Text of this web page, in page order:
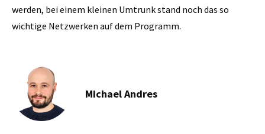
werden, bei einem kleinen Umtrunk stand noch das so
wichtige Netzwerken auf dem Programm.
Michael Andres